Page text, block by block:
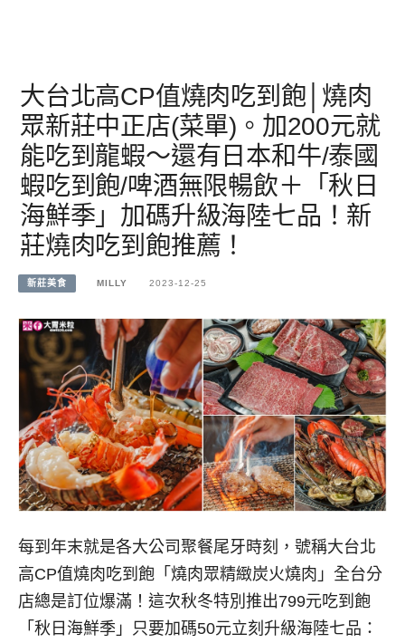
大台北高CP值燒肉吃到飽│燒肉
眾新莊中正店(菜單)。加200元就
能吃到龍蝦～還有日本和牛/泰國
蝦吃到飽/啤酒無限暢飲＋「秋日
海鮮季」加碼升級海陸七品！新
莊燒肉吃到飽推薦！
新莊美食 MILLY 2023-12-25
每到年末就是各大公司聚餐尾牙時刻，號稱大台北
高CP值燒肉吃到飽「燒肉眾精緻炭火燒肉」全台分
店總是訂位爆滿！這次秋冬特別推出799元吃到飽
「秋日海鮮季」只要加碼50元立刻升級海陸七品：